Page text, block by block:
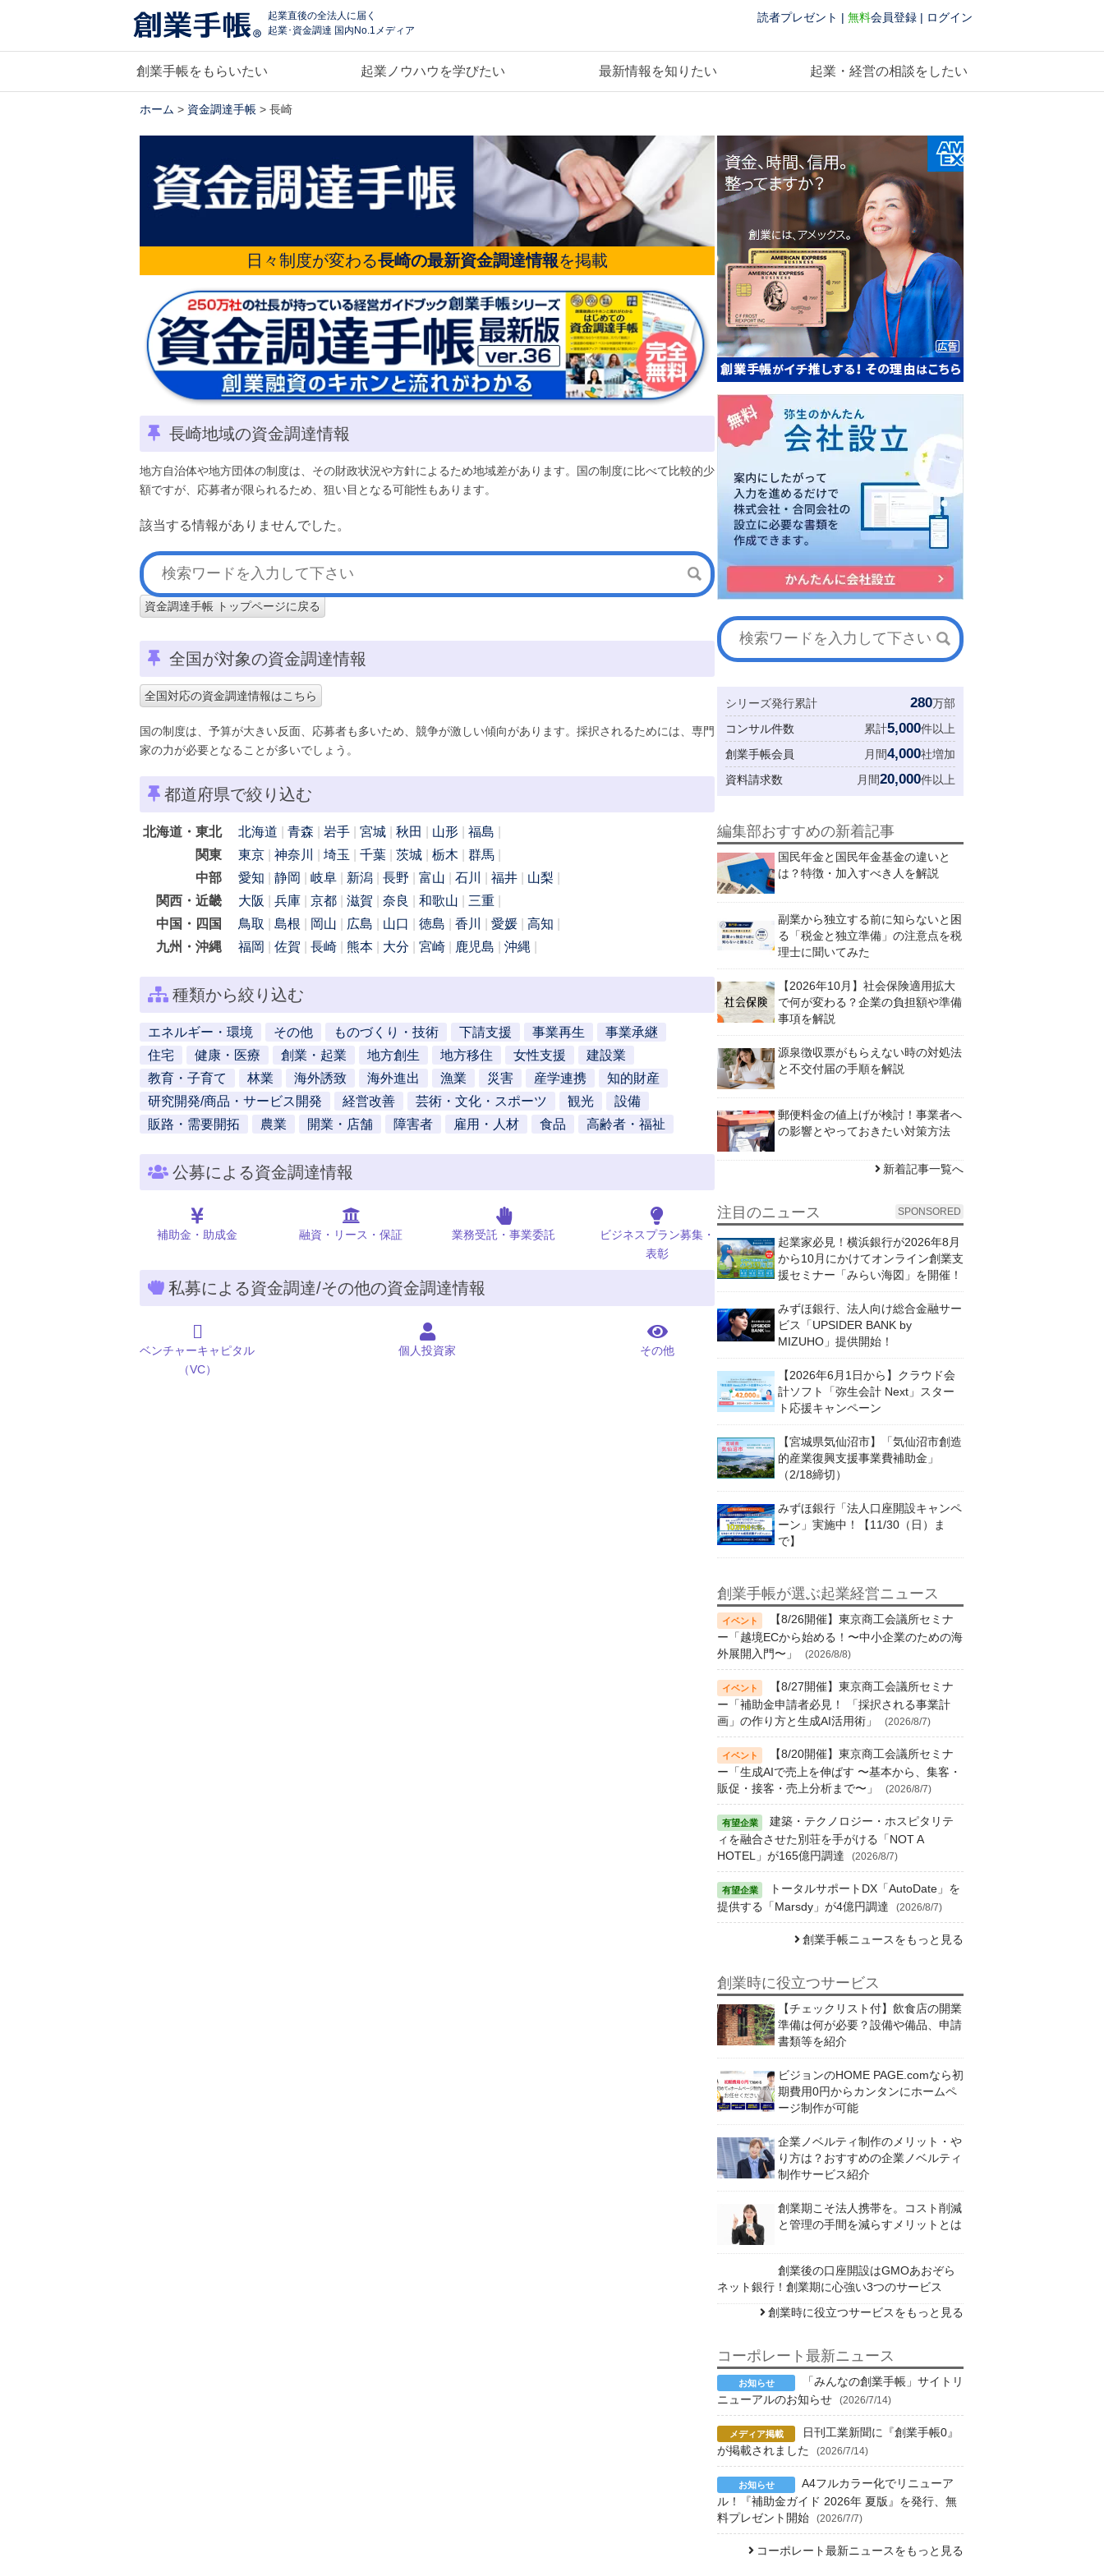
起業直後の全法人に届く
起業･資金調達 国内No.1メディア
読者プレゼント | 無料会員登録 | ログイン
創業手帳をもらいたい 起業ノウハウを学びたい 最新情報を知りたい 起業・経営の相談をしたい
ホーム > 資金調達手帳 > 長崎
日々制度が変わる長崎の最新資金調達情報を掲載
長崎地域の資金調達情報
地方自治体や地方団体の制度は、その財政状況や方針によるため地域差があります。国の制度に比べて比較的少
額ですが、応募者が限られるため、狙い目となる可能性もあります。
該当する情報がありませんでした。
資金調達手帳 トップページに戻る
全国が対象の資金調達情報
全国対応の資金調達情報はこちら
国の制度は、予算が大きい反面、応募者も多いため、競争が激しい傾向があります。採択されるためには、専門
家の力が必要となることが多いでしょう。
都道府県で絞り込む
北海道・東北 北海道 青森 岩手 宮城 秋田 山形
福島
関東
東京 神奈川 埼玉 千葉 茨城 栃木
群馬
中部
愛知 静岡 岐阜 新潟 長野 富山 石川 福井
山梨
関西・近畿
大阪 兵庫 京都 滋賀 奈良 和歌山
三重
中国・四国
鳥取 島根 岡山 広島 山口 徳島 香川 愛媛
高知
九州・沖縄
福岡 佐賀 長崎 熊本 大分 宮崎 鹿児島 沖縄
種類から絞り込む
エネルギー・環境 その他 ものづくり・技術 下請支援 事業再生
事業承継
住宅
健康・医療 創業・起業 地方創生 地方移住 女性支援
建設業
教育・子育て
林業 海外誘致 海外進出 漁業 災害 産学連携
知的財産
研究開発/商品・サービス開発
経営改善 芸術・文化・スポーツ 観光
設備
販路・需要開拓
農業 開業・店舗 障害者 雇用・人材 食品 高齢者・福祉
公募による資金調達情報
補助金・助成金 融資・リース・保証 業務受託・事業委託
ビジネスプラン募集・
表彰
私募による資金調達/その他の資金調達情報
ベンチャーキャピタル
（VC）
個人投資家 その他
シリーズ発行累計 280万部
コンサル件数
累計5,000件以上
創業手帳会員
月間4,000社増加
資料請求数
月間20,000件以上
編集部おすすめの新着記事
国民年金と国民年金基金の違いと
は？特徴・加入すべき人を解説
副業から独立する前に知らないと困
る「税金と独立準備」の注意点を税
理士に聞いてみた
【2026年10月】社会保険適用拡大
で何が変わる？企業の負担額や準備
事項を解説
源泉徴収票がもらえない時の対処法
と不交付届の手順を解説
郵便料金の値上げが検討！事業者へ
の影響とやっておきたい対策方法
新着記事一覧へ
注目のニュース SPONSORED
起業家必見！横浜銀行が2026年8月
から10月にかけてオンライン創業支
援セミナー「みらい海図」を開催！
みずほ銀行、法人向け総合金融サー
ビス「UPSIDER BANK by
MIZUHO」提供開始！
【2026年6月1日から】クラウド会
計ソフト「弥生会計 Next」スター
ト応援キャンペーン
【宮城県気仙沼市】「気仙沼市創造
的産業復興支援事業費補助金」
（2/18締切）
みずほ銀行「法人口座開設キャンペ
ーン」実施中！【11/30（日）ま
で】
創業手帳が選ぶ起業経営ニュース
【8/26開催】東京商工会議所セミナ
ー「越境ECから始める！〜中小企業のための海
外展開入門〜」
(2026/8/8)
【8/27開催】東京商工会議所セミナ
ー「補助金申請者必見！ 「採択される事業計
画」の作り方と生成AI活用術」
(2026/8/7)
【8/20開催】東京商工会議所セミナ
ー「生成AIで売上を伸ばす 〜基本から、集客・
販促・接客・売上分析まで〜」
(2026/8/7)
建築・テクノロジー・ホスピタリテ
ィを融合させた別荘を手がける「NOT A
HOTEL」が165億円調達
(2026/8/7)
トータルサポートDX「AutoDate」を
提供する「Marsdy」が4億円調達
(2026/8/7)
創業手帳ニュースをもっと見る
創業時に役立つサービス
【チェックリスト付】飲食店の開業
準備は何が必要？設備や備品、申請
書類等を紹介
ビジョンのHOME PAGE.comなら初
期費用0円からカンタンにホームペ
ージ制作が可能
企業ノベルティ制作のメリット・や
り方は？おすすめの企業ノベルティ
制作サービス紹介
創業期こそ法人携帯を。コスト削減
と管理の手間を減らすメリットとは
創業後の口座開設はGMOあおぞら
ネット銀行！創業期に心強い3つのサービス
創業時に役立つサービスをもっと見る
コーポレート最新ニュース
「みんなの創業手帳」サイトリ
ニューアルのお知らせ
(2026/7/14)
日刊工業新聞に『創業手帳0』
が掲載されました
(2026/7/14)
A4フルカラー化でリニューア
ル！『補助金ガイド 2026年 夏版』を発行、無
料プレゼント開始
(2026/7/7)
コーポレート最新ニュースをもっと見る